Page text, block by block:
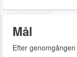
Mål
Efter